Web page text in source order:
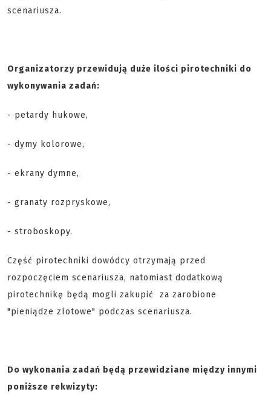
scenariusza.
Organizatorzy przewidują duże ilości pirotechniki do
wykonywania zadań:
- petardy hukowe,
- dymy kolorowe,
- ekrany dymne,
- granaty rozpryskowe,
- stroboskopy.
Część pirotechniki dowódcy otrzymają przed
rozpoczęciem scenariusza, natomiast dodatkową
pirotechnikę będą mogli zakupić za zarobione
"pieniądze zlotowe" podczas scenariusza.
Do wykonania zadań będą przewidziane między innymi
poniższe rekwizyty: